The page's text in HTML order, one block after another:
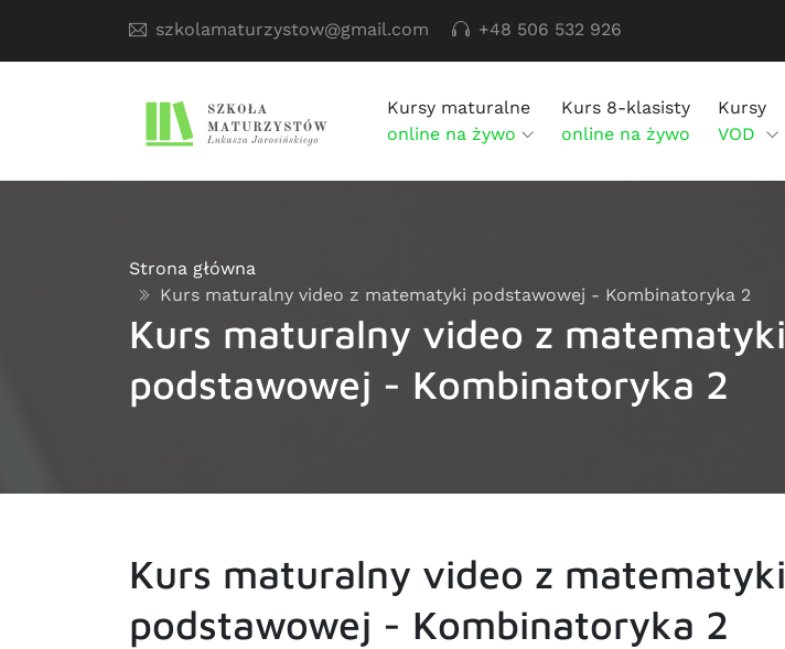
szkolamaturzystow@gmail.com +48 506 532 926
Kursy maturalne
online na żywo
Kurs 8-klasisty
online na żywo
Kursy
VOD
Strona główna
Kurs maturalny video z matematyki podstawowej - Kombinatoryka 2
Kurs maturalny video z matematyki
podstawowej - Kombinatoryka 2
Kurs maturalny video z matematyki
podstawowej - Kombinatoryka 2